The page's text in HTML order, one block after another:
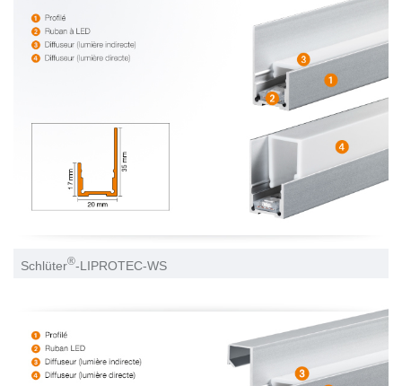
Schlüter®-LIPROTEC-WS